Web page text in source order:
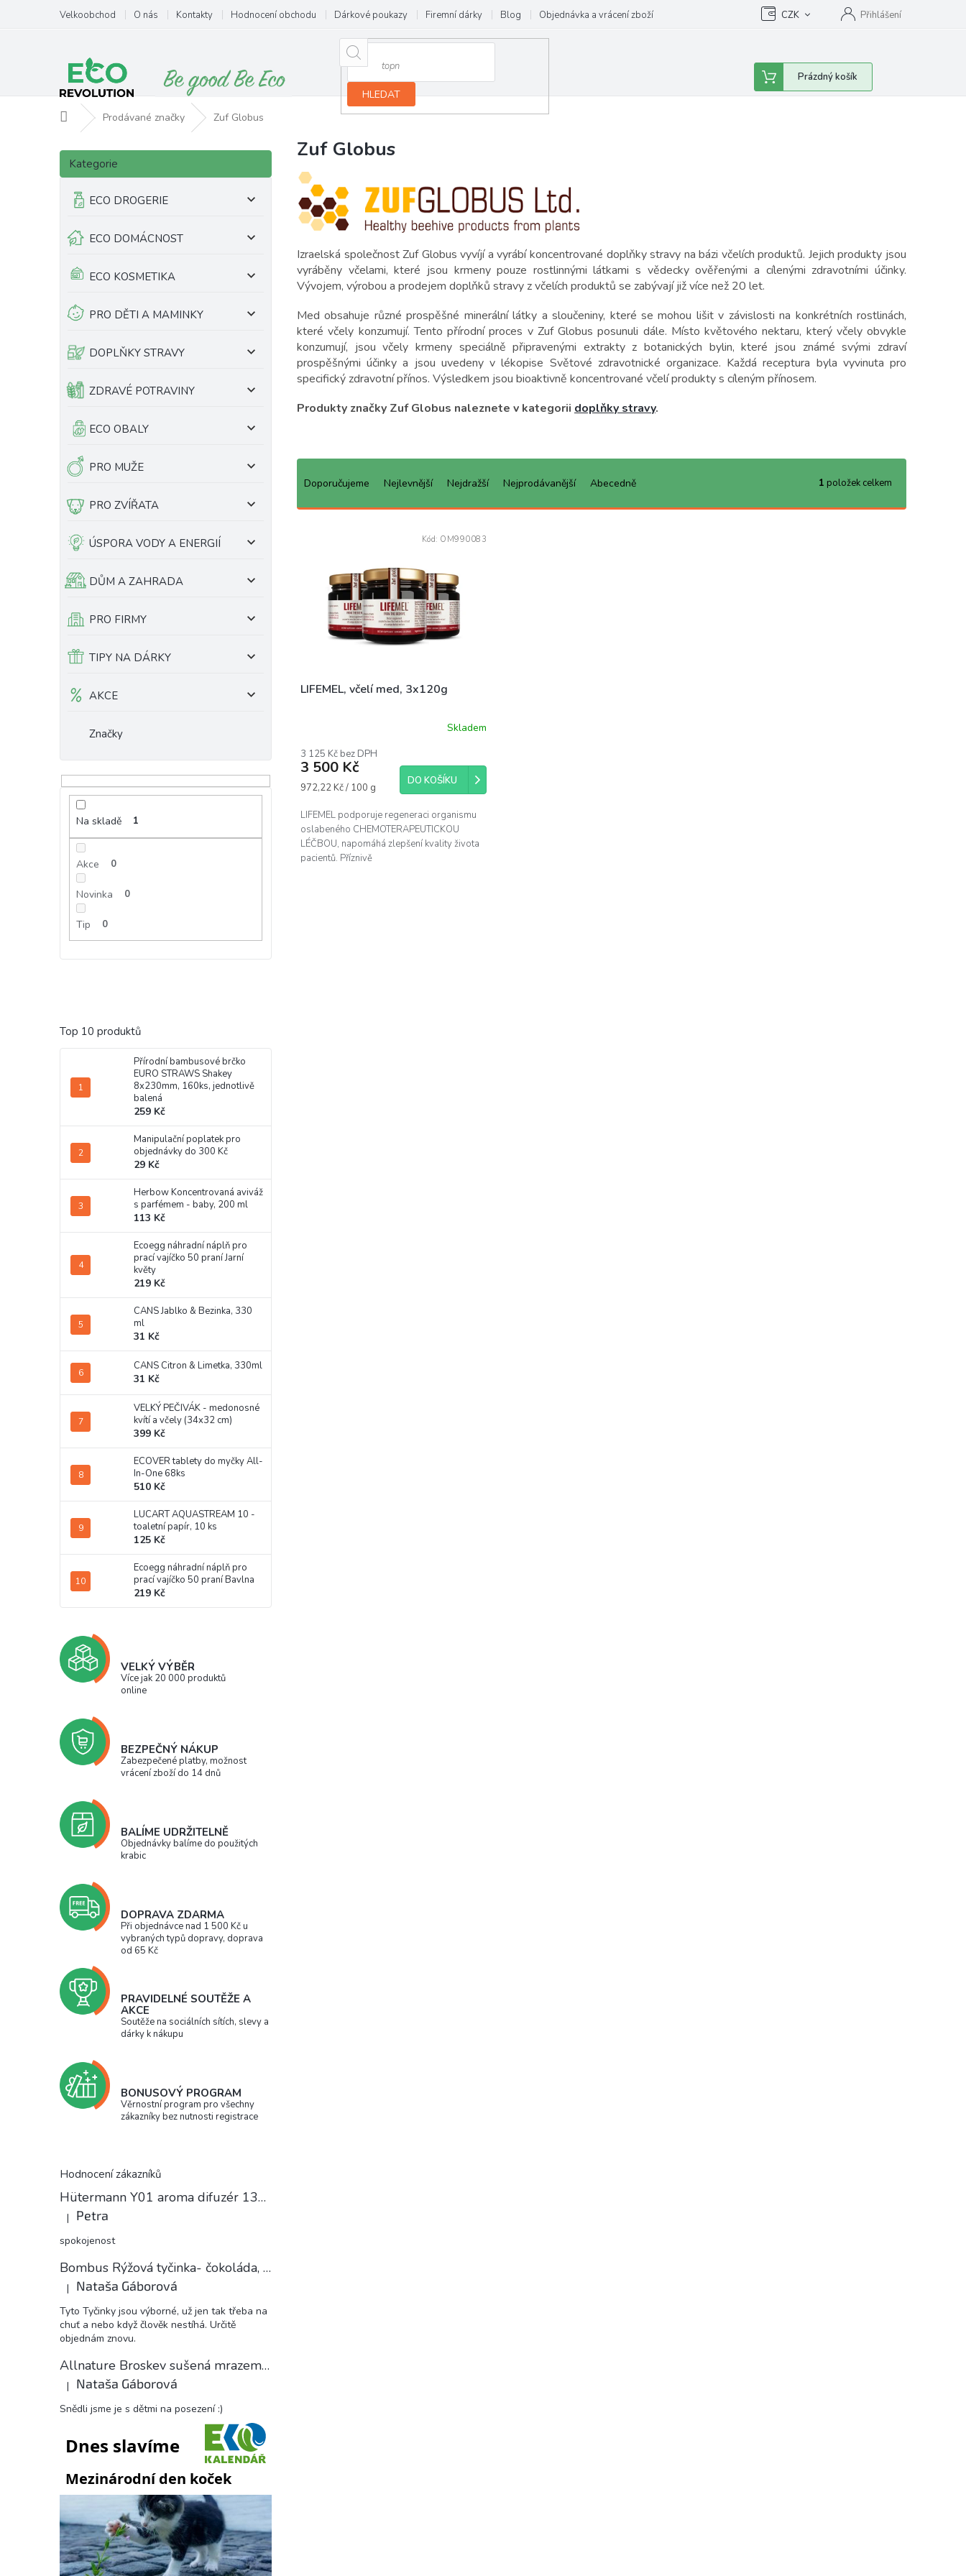
obsah
Velkoobchod O nás Kontakty Hodnocení obchodu Dárkové poukazy Firemní dárky Blog Objednávka a vrácení zboží CZK Přihlášení
HLEDAT
Nákupní
košík
Prázdný košík
Domů Prodávané značky Zuf Globus
P
s
n
n
Přeskočit
kategorie
Kategorie
ECO DROGERIE
ECO DOMÁCNOST
ECO KOSMETIKA
PRO DĚTI A MAMINKY
DOPLŇKY STRAVY
ZDRAVÉ POTRAVINY
ECO OBALY
PRO MUŽE
PRO ZVÍŘATA
ÚSPORA VODY A ENERGIÍ
DŮM A ZAHRADA
PRO FIRMY
TIPY NA DÁRKY
AKCE
Značky
Na skladě 1
Akce 0
Novinka 0
Tip 0
Top 10 produktů
Přírodní bambusové brčko
EURO STRAWS Shakey
8x230mm, 160ks, jednotlivě
balená
259 Kč
Manipulační poplatek pro
objednávky do 300 Kč
29 Kč
Herbow Koncentrovaná aviváž
s parfémem - baby, 200 ml
113 Kč
Ecoegg náhradní náplň pro
prací vajíčko 50 praní Jarní
květy
219 Kč
CANS Jablko & Bezinka, 330
ml
31 Kč
CANS Citron & Limetka, 330ml
31 Kč
VELKÝ PEČIVÁK - medonosné
kvítí a včely (34x32 cm)
399 Kč
ECOVER tablety do myčky All-
In-One 68ks
510 Kč
LUCART AQUASTREAM 10 -
toaletní papír, 10 ks
125 Kč
Ecoegg náhradní náplň pro
prací vajíčko 50 praní Bavlna
219 Kč
VELKÝ VÝBĚR
Více jak 20 000 produktů
online
BEZPEČNÝ NÁKUP
Zabezpečené platby, možnost
vrácení zboží do 14 dnů
BALÍME UDRŽITELNĚ
Objednávky balíme do použitých
krabic
DOPRAVA ZDARMA
Při objednávce nad 1 500 Kč u
vybraných typů dopravy, doprava
od 65 Kč
PRAVIDELNÉ SOUTĚŽE A
AKCE
Soutěže na sociálních sítích, slevy a
dárky k nákupu
BONUSOVÝ PROGRAM
Věrnostní program pro všechny
zákazníky bez nutnosti registrace
Hodnocení zákazníků
Hütermann Y01 aroma difuzér 130ml světlé dřevo - ultrazvukový, USB.
Hodnocení produktu je 5 z 5 hvězdiček.
| Petra
spokojenost
Bombus Rýžová tyčinka- čokoláda, 18 g
Hodnocení produktu je 5 z 5 hvězdiček.
| Nataša Gáborová
Tyto Tyčinky jsou výborné, už jen tak třeba na
chuť a nebo když člověk nestíhá. Určitě
objednám znovu.
Allnature Broskev sušená mrazem plátky, 15 g
Hodnocení produktu je 5 z 5 hvězdiček.
| Nataša Gáborová
Snědli jsme je s dětmi na posezení :)
Zuf Globus
Izraelská společnost Zuf Globus vyvíjí a vyrábí koncentrované doplňky stravy na bázi včelích produktů. Jejich produkty jsou
vyráběny včelami, které jsou krmeny pouze rostlinnými látkami s vědecky ověřenými a cílenými zdravotními účinky.
Vývojem, výrobou a prodejem doplňků stravy z včelích produktů se zabývají již více než 20 let.
Med obsahuje různé prospěšné minerální látky a sloučeniny, které se mohou lišit v závislosti na konkrétních rostlinách,
které včely konzumují.Tento přírodní proces v Zuf Globus posunuli dále. Místo květového nektaru, který včely obvykle
konzumují, jsou včely krmeny speciálně připravenými extrakty z botanických bylin, které jsou známé svými zdraví
prospěšnými účinky a jsou uvedeny v lékopise Světové zdravotnické organizace. Každá receptura byla vyvinuta pro
specifický zdravotní přínos. Výsledkem jsou bioaktivně koncentrované včelí produkty s cíleným přínosem.
Produkty značky Zuf Globus naleznete v kategorii doplňky stravy.
Ř
e
Doporučujeme Nejlevnější Nejdražší Nejprodávanější Abecedně 1 položek celkem
V
p
s
p
o
d
u
t
ů
LIFEMEL, včelí med, 3x120g
Skladem
3 125 Kč bez DPH
3 500 Kč
Měrná
972,22 Kč / 100 g
DO KOŠÍKU
LIFEMEL podporuje regeneraci organismu
oslabeného CHEMOTERAPEUTICKOU
LÉČBOU, napomáhá zlepšení kvality života
pacientů. Příznivě
Kód: OM990083